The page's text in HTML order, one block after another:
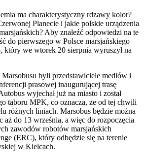
ma charakterystyczny rdzawy kolor?
Planecie i jakie polskie urządzenia
Aby znaleźć odpowiedzi na te
do pierwszego w Polsce marsjańskiego
który we wtorek 20 sierpnia wyruszył na
byli przedstawiciele mediów i
prasowej inaugurującej trasę
wyjechał już na miasto i został
taboru MPK, co oznacza, że od tej chwili
różnych liniach. Marsobus będzie można
aż do 13 września, a więc do rozpoczęcia
zawodów robotów marsjańskich
(ERC), który odbędzie się na terenie
w Kielcach.